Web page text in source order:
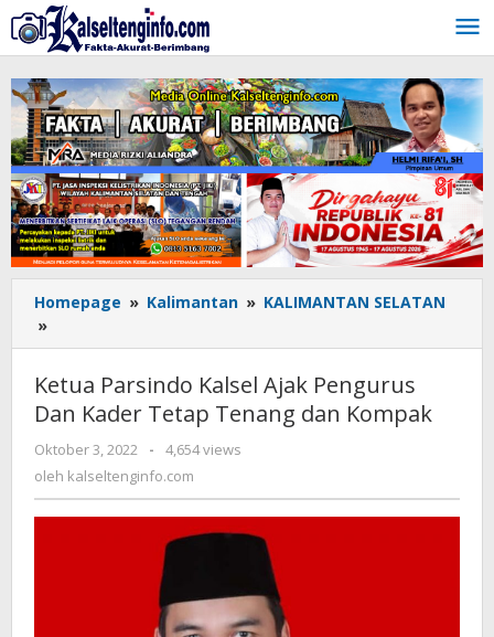
Lewati
ke
konten
Homepage » Kalimantan » KALIMANTAN SELATAN
»
Parsindo
Ajak
Pengurus
Dan
Tetap
Ketua Parsindo Kalsel Ajak Pengurus
Dan Kader Tetap Tenang dan Kompak
Oktober 3, 2022
oleh
kalseltenginfo.com
-
4,654 views
oleh kalseltenginfo.com